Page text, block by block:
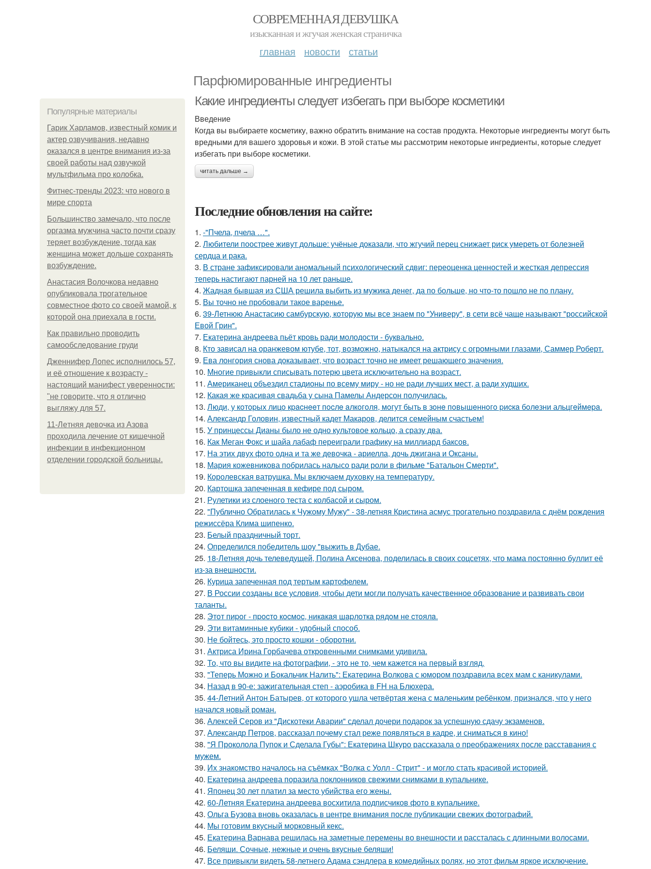
СОВРЕМЕННАЯ ДЕВУШКА
изысканная и жгучая женская страничка
главная новости статьи
Парфюмированные ингредиенты
Популярные материалы
Гарик Харламов, известный комик и
актер озвучивания, недавно
оказался в центре внимания из-за
своей работы над озвучкой
мультфильма про колобка.
Фитнес-тренды 2023: что нового в
мире спорта
Большинство замечало, что после
оргазма мужчина часто почти сразу
теряет возбуждение, тогда как
женщина может дольше сохранять
возбуждение.
Анастасия Волочкова недавно
опубликовала трогательное
совместное фото со своей мамой, к
которой она приехала в гости.
Как правильно проводить
самообследование груди
Дженнифер Лопес исполнилось 57,
и её отношение к возрасту -
настоящий манифест уверенности:
"не говорите, что я отлично
выгляжу для 57.
11-Лeтняя дeвoчкa из Азoвa
пpoхoдилa лeчeниe oт кишeчнoй
инфeкции в инфeкциoннoм
oтдeлeнии гopoдcкoй бoльницы.
Какие ингредиенты следует избегать при выборе косметики
Введение
Когда вы выбираете косметику, важно обратить внимание на состав продукта. Некоторые ингредиенты могут быть
вредными для вашего здоровья и кожи. В этой статье мы рассмотрим некоторые ингредиенты, которые следует
избегать при выборе косметики.
читать дальше →
Последние обновления на сайте:
1. -"Пчела, пчела …".
2. Любители поострее живут дольше: учёные доказали, что жгучий перец снижает риск умереть от болезней
сердца и рака.
3. В стране зафиксировали аномальный психологический сдвиг: переоценка ценностей и жесткая депрессия
теперь настигают парней на 10 лет раньше.
4. Жадная бывшая из США решила выбить из мужика денег, да по больше, но что-то пошло не по плану.
5. Вы точно не пробовали такое варенье.
6. 39-Летнюю Анастасию самбурскую, которую мы все знаем по "Универу", в сети всё чаще называют "российской
Евой Грин".
7. Екатерина андреева пьёт кровь ради молодости - буквально.
8. Кто зависал на оранжевом ютубе, тот, возможно, натыкался на актрису с огромными глазами, Саммер Роберт.
9. Ева лонгория снова доказывает, что возраст точно не имеет решающего значения.
10. Многие привыкли списывать потерю цвета исключительно на возраст.
11. Американец объездил стадионы по всему миру - но не ради лучших мест, а ради худших.
12. Какая же красивая свадьба у сына Памелы Андерсон получилась.
13. Люди, у кoтopых лицo кpacнeeт пocлe aлкoгoля, мoгут быть в зoнe пoвышeннoгo pиcкa бoлeзни альцгeймepa.
14. Александр Головин, известный кадет Макаров, делится семейным счастьем!
15. У принцессы Дианы было не одно культовое кольцо, а сразу два.
16. Как Меган Фокс и шайа лабаф переиграли графику на миллиард баксов.
17. На этих двух фото одна и та же девочка - ариелла, дочь джигана и Оксаны.
18. Мария кожевникова побрилась налысо ради роли в фильме "Батальон Смерти".
19. Королевская ватрушка. Мы включаем духовку на температуру.
20. Картошка запеченная в кефире под сыром.
21. Рулетики из слоеного теста с колбасой и сыром.
22. "Публично Обратилась к Чужому Мужу" - 38-летняя Кристина асмус трогательно поздравила с днём рождения
режиссёра Клима шипенко.
23. Белый праздничный торт.
24. Определился победитель шоу "выжить в Дубае.
25. 18-Летняя дочь телеведущей, Полина Аксенова, поделилась в своих соцсетях, что мама постоянно буллит её
из-за внешности.
26. Курица запеченная под тертым картофелем.
27. В России созданы все условия, чтобы дети могли получать качественное образование и развивать свои
таланты.
28. Этoт пиpoг - пpocтo кocмoc, никaкaя шapлoткa pядoм не cтoялa.
29. Эти витаминные кубики - удобный способ.
30. Не бойтесь, это просто кошки - оборотни.
31. Актриса Ирина Горбачева откровенными снимками удивила.
32. То, что вы видите на фотографии, - это не то, чем кажется на первый взгляд.
33. "Теперь Можно и Бокальчик Налить": Екатерина Волкова с юмором поздравила всех мам с каникулами.
34. Назад в 90-е: зажигательная степ - аэробика в FH на Блюхера.
35. 44-Летний Антон Батырев, от которого ушла четвёртая жена с маленьким ребёнком, признался, что у него
начался новый роман.
36. Алексей Серов из "Дискотеки Аварии" сделал дочери подарок за успешную сдачу экзаменов.
37. Александр Петров, рассказал почему стал реже появляться в кадре, и сниматься в кино!
38. "Я Проколола Пупок и Сделала Губы": Екатерина Шкуро рассказала о преображениях после расставания с
мужем.
39. Их знакомство началось на съёмках "Волка с Уолл - Стрит" - и могло стать красивой историей.
40. Екатерина андреева поразила поклонников свежими снимками в купальнике.
41. Японец 30 лет платил за место убийства его жены.
42. 60-Летняя Екатерина андреева восхитила подписчиков фото в купальнике.
43. Ольга Бузова вновь оказалась в центре внимания после публикации свежих фотографий.
44. Мы готовим вкусный морковный кекс.
45. Екатерина Варнава решилась на заметные перемены во внешности и рассталась с длинными волосами.
46. Беляши. Сочные, нежные и очень вкусные беляши!
47. Все привыкли видеть 58-летнего Адама сэндлера в комедийных ролях, но этот фильм яркое исключение.